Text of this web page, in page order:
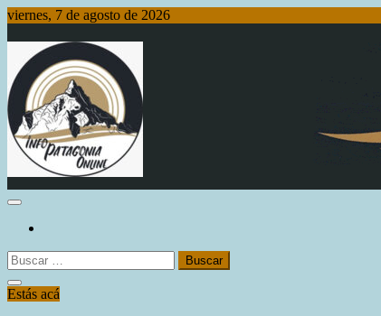
Saltar
contenido
viernes, 7 de agosto de 2026
Info Patagonia Online
Buscar:
Estás acá